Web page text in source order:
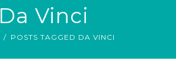
Da Vinci
POSTS TAGGED DA VINCI